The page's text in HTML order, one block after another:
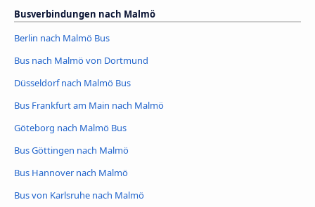
Busverbindungen nach Malmö
Berlin nach Malmö Bus
Bus nach Malmö von Dortmund
Düsseldorf nach Malmö Bus
Bus Frankfurt am Main nach Malmö
Göteborg nach Malmö Bus
Bus Göttingen nach Malmö
Bus Hannover nach Malmö
Bus von Karlsruhe nach Malmö